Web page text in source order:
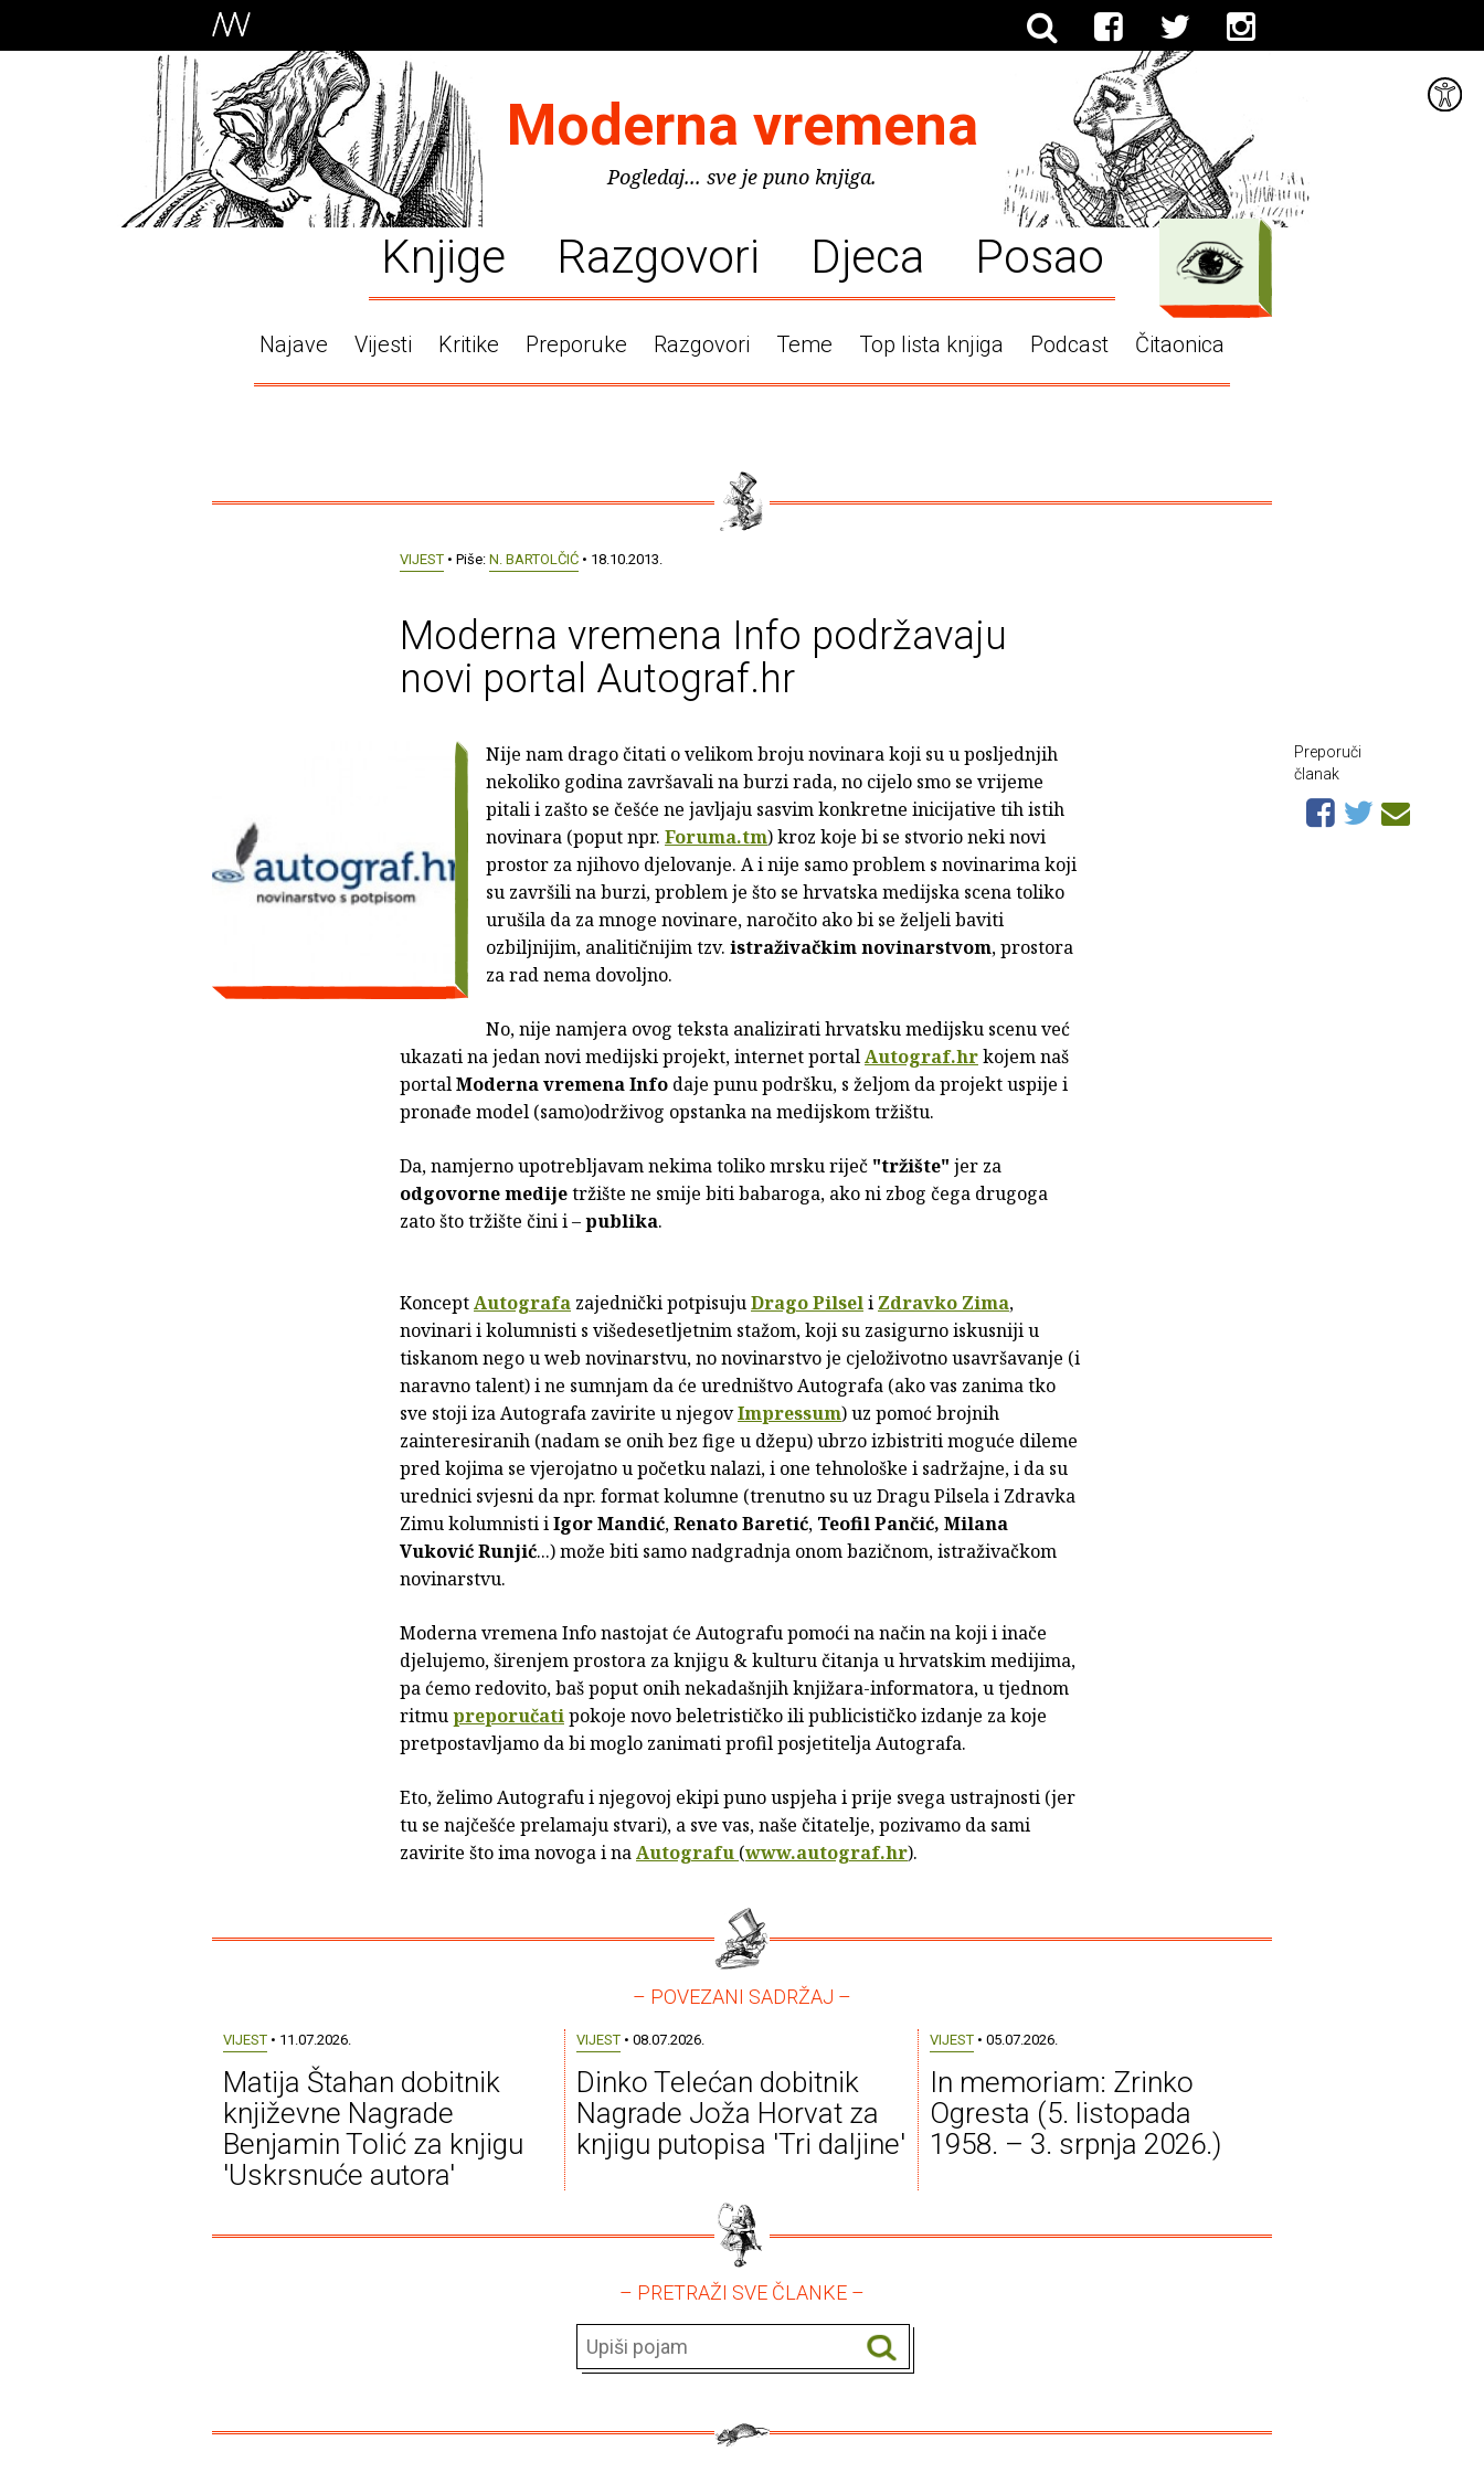
Moderna vremena
Pogledaj... sve je puno knjiga.
Knjige Razgovori Djeca Posao
Najave Vijesti Kritike Preporuke Razgovori Teme Top lista knjiga Podcast Čitaonica
VIJEST • Piše: N. BARTOLČIĆ • 18.10.2013.
Moderna vremena Info podržavaju
novi portal Autograf.hr
Nije nam drago čitati o velikom broju novinara koji su u posljednjih
nekoliko godina završavali na burzi rada, no cijelo smo se vrijeme
pitali i zašto se češće ne javljaju sasvim konkretne inicijative tih istih
novinara (poput npr. Foruma.tm) kroz koje bi se stvorio neki novi
prostor za njihovo djelovanje. A i nije samo problem s novinarima koji
su završili na burzi, problem je što se hrvatska medijska scena toliko
urušila da za mnoge novinare, naročito ako bi se željeli baviti
ozbiljnijim, analitičnijim tzv. istraživačkim novinarstvom, prostora
za rad nema dovoljno.
No, nije namjera ovog teksta analizirati hrvatsku medijsku scenu već
ukazati na jedan novi medijski projekt, internet portalAutograf.hrkojem naš
portalModerna vremena Info daje punu podršku, s željom da projekt uspije i
pronađe model (samo)održivog opstanka na medijskom tržištu.
Da, namjerno upotrebljavam nekima toliko mrsku riječ "tržište" jer za
odgovorne medijetržište ne smije biti babaroga, ako ni zbog čega drugoga
zato što tržište čini i –publika.
KonceptAutografa zajednički potpisujuDrago Pilseli Zdravko Zima,
novinari i kolumnisti s višedesetljetnim stažom, koji su zasigurno iskusniji u
tiskanom nego u web novinarstvu, no novinarstvo je cjeloživotno usavršavanje (i
naravno talent) i ne sumnjam da će uredništvo Autografa (ako vas zanima tko
sve stoji iza Autografa zavirite u njegovImpressum) uz pomoć brojnih
zainteresiranih (nadam se onih bez fige u džepu) ubrzo izbistriti moguće dileme
pred kojima se vjerojatno u početku nalazi, i one tehnološke i sadržajne, i da su
urednici svjesni da npr. format kolumne (trenutno su uz Dragu Pilsela i Zdravka
Zimu kolumnisti iIgor Mandić,Renato Baretić, Teofil Pančić, Milana
Vuković Runjić...) može biti samo nadgradnja onom bazičnom, istraživačkom
novinarstvu.
Moderna vremena Info nastojat će Autografu pomoći na način na koji i inače
djelujemo, širenjem prostora za knjigu & kulturu čitanja u hrvatskim medijima,
pa ćemo redovito, baš poput onih nekadašnjih knjižara-informatora, u tjednom
ritmupreporučatipokoje novo beletrističko ili publicističko izdanje za koje
pretpostavljamo da bi moglo zanimati profil posjetitelja Autografa.
Eto, želimo Autografu i njegovoj ekipi puno uspjeha i prije svega ustrajnosti (jer
tu se najčešće prelamaju stvari), a sve vas, naše čitatelje, pozivamo da sami
zavirite što ima novoga i naAutografu (www.autograf.hr).
Preporuči
članak
– POVEZANI SADRŽAJ –
VIJEST• 11.07.2026.
Matija Štahan dobitnik
književne Nagrade
Benjamin Tolić za knjigu
'Uskrsnuće autora'
VIJEST• 08.07.2026.
Dinko Telećan dobitnik
Nagrade Joža Horvat za
knjigu putopisa 'Tri daljine'
VIJEST• 05.07.2026.
In memoriam: Zrinko
Ogresta (5. listopada
1958. – 3. srpnja 2026.)
– PRETRAŽI SVE ČLANKE –